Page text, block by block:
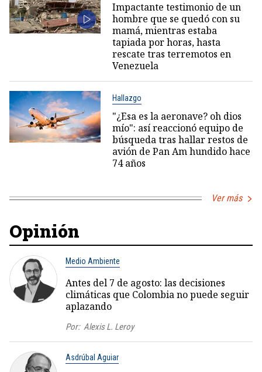
Impactante testimonio de un
hombre que se quedó con su
mamá, mientras estaba
tapiada por horas, hasta
rescate tras terremotos en
Venezuela
Hallazgo
"¿Esa es la aeronave? oh dios
mío": así reaccionó equipo de
búsqueda tras hallar restos de
avión de Pan Am hundido hace
74 años
Ver más
Opinión
Medio Ambiente
Antes del 7 de agosto: las decisiones
climáticas que Colombia no puede seguir
aplazando
Por: Alexis L. Leroy
Asdrúbal Aguiar